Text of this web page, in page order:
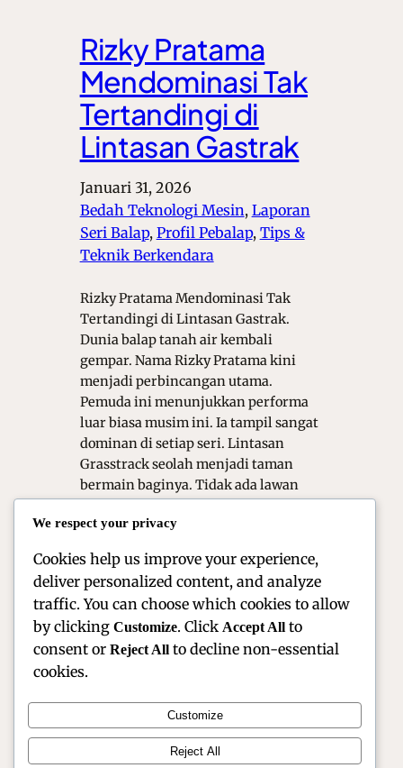
Rizky Pratama
Mendominasi Tak
Tertandingi di
Lintasan Gastrak
Januari 31, 2026
Bedah Teknologi Mesin, Laporan
Seri Balap, Profil Pebalap, Tips &
Teknik Berkendara
Rizky Pratama Mendominasi Tak
Tertandingi di Lintasan Gastrak.
Dunia balap tanah air kembali
gempar. Nama Rizky Pratama kini
menjadi perbincangan utama.
Pemuda ini menunjukkan performa
luar biasa musim ini. Ia tampil sangat
dominan di setiap seri. Lintasan
Grasstrack seolah menjadi taman
bermain baginya. Tidak ada lawan
kecepatannya. Artikel ini akan
Official Site of Christian Montanari | Racer & Motorsport
We respect your privacy
Cookies help us improve your experience,
deliver personalized content, and analyze
traffic. You can choose which cookies to allow
by clicking Customize. Click Accept All to
consent or Reject All to decline non-essential
cookies.
Customize
Reject All